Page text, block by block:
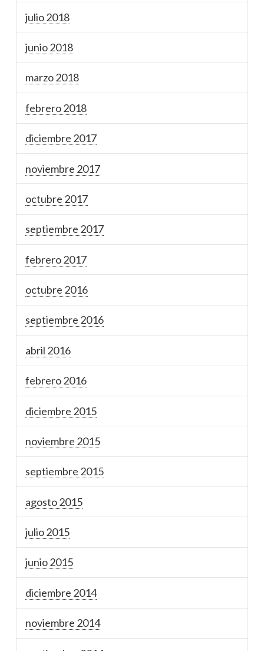
julio 2018
junio 2018
marzo 2018
febrero 2018
diciembre 2017
noviembre 2017
octubre 2017
septiembre 2017
febrero 2017
octubre 2016
septiembre 2016
abril 2016
febrero 2016
diciembre 2015
noviembre 2015
septiembre 2015
agosto 2015
julio 2015
junio 2015
diciembre 2014
noviembre 2014